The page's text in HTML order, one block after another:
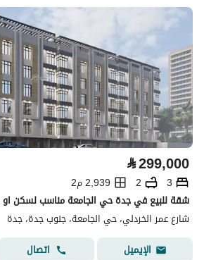
⃁299,000
3
2
2,939 م2
شقة للبيع في جدة حي الجامعة مناسب لسكن او
شارع عمر الخردلي، حي الجامعة، جنوب جدة، جدة
الإيميل
اتصال